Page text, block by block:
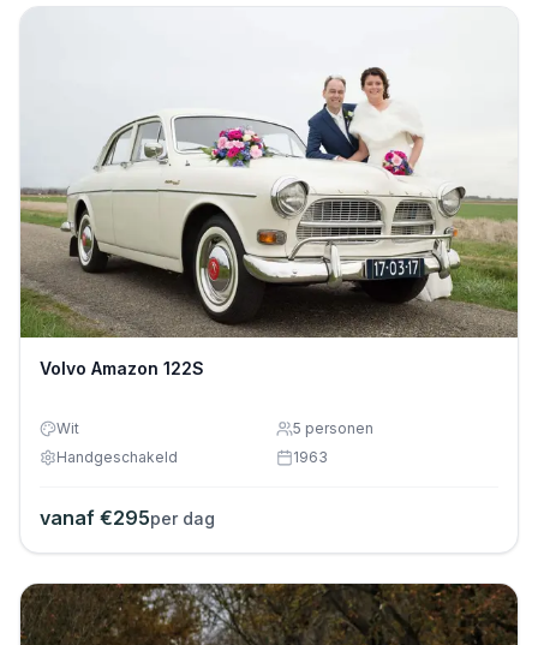
Volvo Amazon 122S
Wit 5 personen
Handgeschakeld
1963
vanaf €295per dag